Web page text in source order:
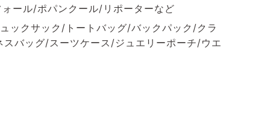
ール/ポパンクール/リポーターなど
ックサック/トートバッグ/バックパック/クラ
バッグ/スーツケース/ジュエリーポーチ/ウエ